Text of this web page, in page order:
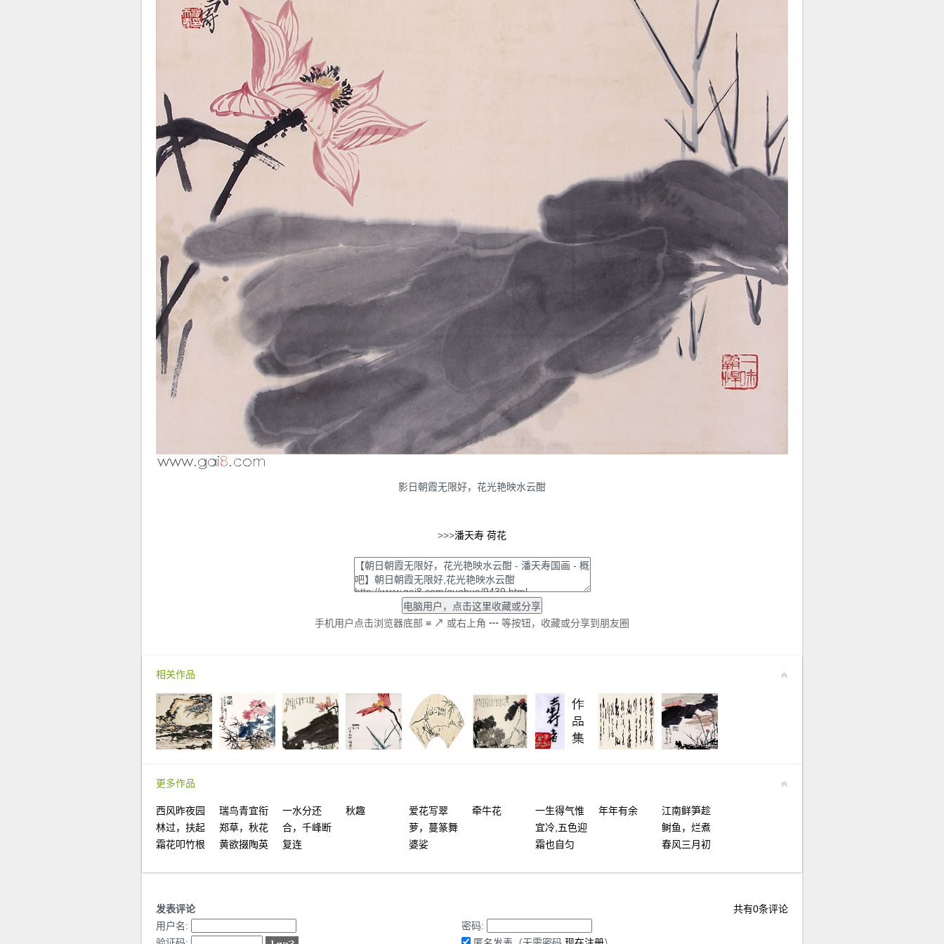
影日朝霞无限好，花光艳映水云酣
>>>潘天寿 荷花
手机用户点击浏览器底部 ≡ ↗ 或右上角 ┅ 等按钮，收藏或分享到朋友圈
相关作品
更多作品
西风昨夜园
林过，扶起
霜花叩竹根
瑞鸟青宜衔
郑草，秋花
黄欲掇陶英
一水分还
合，千峰断
复连
秋趣
爱花写翠
萝，蔓篆舞
婆娑
牵牛花
一生得气惟
宜冷,五色迎
霜也自匀
年年有余
江南鲜笋趁
鲥鱼，烂煮
春风三月初
发表评论 共有0条评论
用户名:
密码: